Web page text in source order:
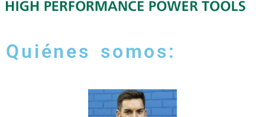
Quiénes somos: